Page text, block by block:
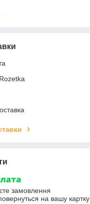
замовлення
на вашу картку